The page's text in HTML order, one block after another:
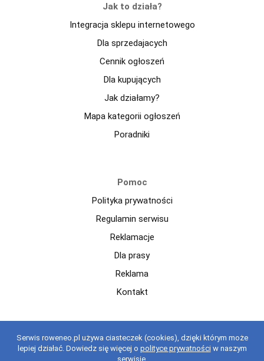
Jak to działa?
Integracja sklepu internetowego
Dla sprzedajacych
Cennik ogłoszeń
Dla kupujących
Jak działamy?
Mapa kategorii ogłoszeń
Poradniki
Pomoc
Polityka prywatności
Regulamin serwisu
Reklamacje
Dla prasy
Reklama
Kontakt
Copyright © 2021 roweneo.pl Wszelkie prawa zastrzeżone.
Korzystanie z serwisu oznacza akceptację regulaminu.
regulaminu
Serwis roweneo.pl używa ciasteczek (cookies), dzięki którym może
lepiej działać. Dowiedz się więcej o polityce prywatnościw naszym
serwisie.